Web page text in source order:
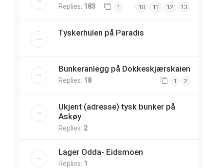
Replies: 183 1 10 11 12 13
Tyskerhulen på Paradis
Bunkeranlegg på Dokkeskjærskaien
Replies: 18 1 2
Ukjent (adresse) tysk bunker på
Askøy
Replies: 2
Lager Odda- Eidsmoen
Replies: 1